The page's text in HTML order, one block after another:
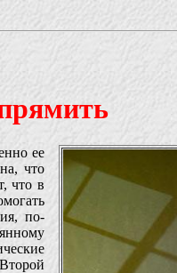
ее
что
что в
по-